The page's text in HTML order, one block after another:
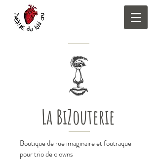
La BiZouterie
Boutique de rue imaginaire et foutraque
pour trio de clowns